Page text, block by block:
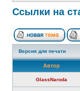
Ссылки на
Версия для печати
Автор
GlassNaroda